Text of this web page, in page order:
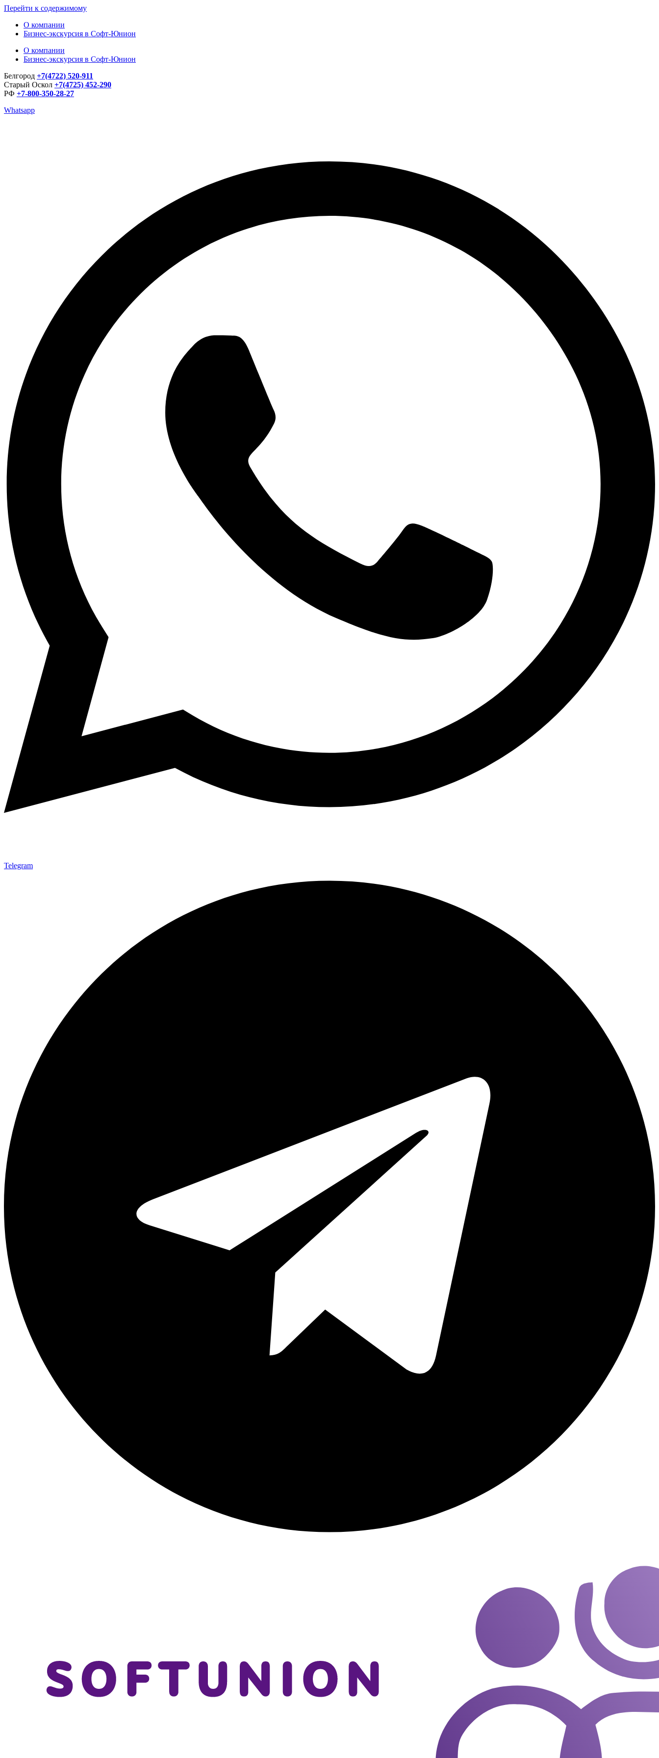
Перейти к содержимому
О компании
Бизнес-экскурсия в Софт-Юнион
О компании
Бизнес-экскурсия в Софт-Юнион
Белгород +7(4722) 520-911
Старый Оскол +7(4725) 452-290
РФ +7-800-350-28-27
Whatsapp
Telegram